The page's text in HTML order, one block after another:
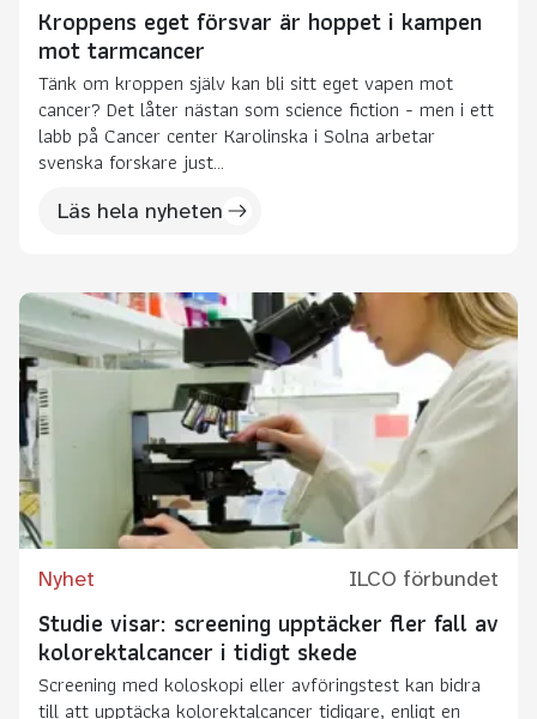
Kroppens eget försvar är hoppet i kampen
mot tarmcancer
Tänk om kroppen själv kan bli sitt eget vapen mot
cancer? Det låter nästan som science fiction - men i ett
labb på Cancer center Karolinska i Solna arbetar
svenska forskare just...
Läs hela nyheten
Nyhet ILCO förbundet
Studie visar: screening upptäcker fler fall av
kolorektalcancer i tidigt skede
Screening med koloskopi eller avföringstest kan bidra
till att upptäcka kolorektalcancer tidigare, enligt en